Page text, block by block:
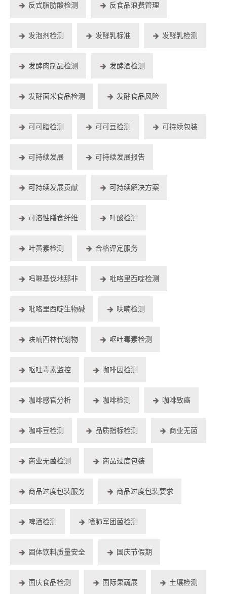
反式脂肪酸检测 反食品浪费管理
发泡剂检测 发酵乳标准 发酵乳检测
发酵肉制品检测 发酵酒检测
发酵面米食品检测 发酵食品风险
可可脂检测 可可豆检测 可持续包装
可持续发展 可持续发展报告
可持续发展贡献 可持续解决方案
可溶性膳食纤维 叶酸检测
叶黄素检测 合格评定服务
吗啉基伐地那非 吡咯里西啶检测
吡咯里西啶生物碱 呋喃检测
呋喃西林代谢物 呕吐毒素检测
呕吐毒素监控 咖啡因检测
咖啡感官分析 咖啡检测 咖啡致癌
咖啡豆检测 品质指标检测 商业无菌
商业无菌检测 商品过度包装
商品过度包装服务 商品过度包装要求
啤酒检测 嗜肺军团菌检测
固体饮料质量安全 国庆节假期
国庆食品检测 国际果蔬展 土壤检测